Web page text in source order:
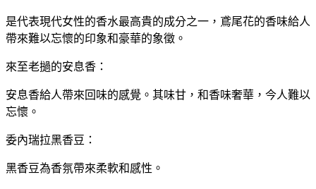
是代表現代女性的香水最高貴的成分之一，鳶尾花的香味給人
帶來難以忘懷的印象和豪華的象徵。
來至老撾的安息香：
安息香給人帶來回味的感覺。其味甘，和香味奢華，今人難以
忘懷。
委內瑞拉黑香豆：
黑香豆為香氛帶來柔軟和感性。